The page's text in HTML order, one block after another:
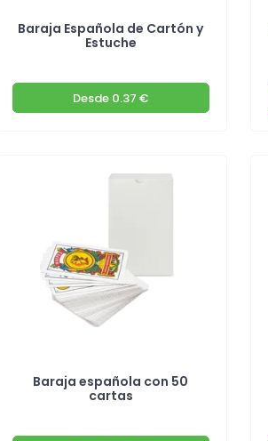
Baraja Española de Cartón y
Estuche
Desde 0.37 €
Baraja española con 50
cartas